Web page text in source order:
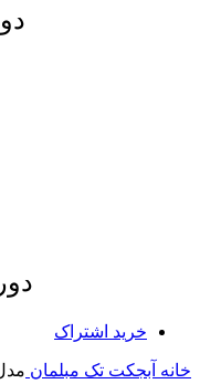
خرید اشتراک
خانه آبجکت تک مبلمان